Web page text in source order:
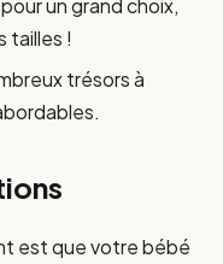
un grand choix,
tailles !
trésors à
est que votre bébé